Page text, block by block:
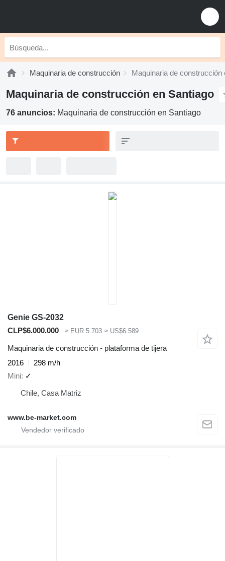
Maquinaria de construcción Maquinaria de construcción
Maquinaria de construcción en Santiago
76 anuncios: Maquinaria de construcción en Santiago
Genie GS-2032
CLP$6.000.000
≈ EUR 5.703 ≈ US$6.589
Maquinaria de construcción - plataforma de tijera
2016
298 m/h
Mini ✓
Chile, Casa Matriz
www.be-market.com